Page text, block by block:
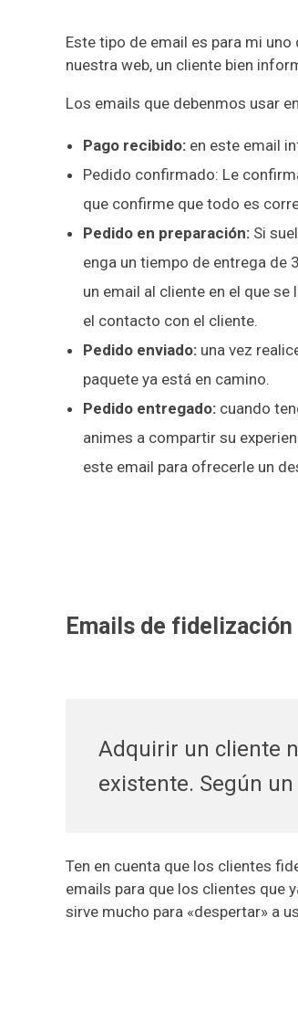
Este tipo de email es para mi
nuestra web, un cliente bien
Los emails que debenmos usar
Pago recibido:en este email
Pedido confirmado: Le
que confirme que todo es
Pedido en preparación:Si
enga un tiempo de entrega de
un email al cliente en el que
el contacto con el cliente.
Pedido enviado:una vez
paquete ya está en camino.
Pedido entregado:cuando
animes a compartir su
este email para ofrecerle un
Emails de
Adquirir un cliente
existente. Según
Ten en cuenta que los clientes
emails para que los clientes que
sirve mucho para «despertar» a